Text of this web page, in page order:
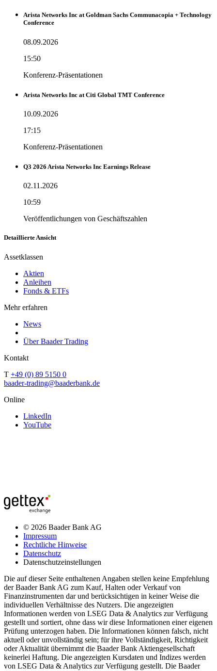
Arista Networks Inc at Goldman Sachs Communacopia + Technology
Conference
08.09.2026
15:50
Konferenz-Präsentationen
Arista Networks Inc at Citi Global TMT Conference
10.09.2026
17:15
Konferenz-Präsentationen
Q3 2026 Arista Networks Inc Earnings Release
02.11.2026
10:59
Veröffentlichungen von Geschäftszahlen
Detaillierte Ansicht
Assetklassen
Aktien
Anleihen
Fonds & ETFs
Mehr erfahren
News
Über Baader Trading
Kontakt
T +49 (0) 89 5150 0
baader-trading@baaderbank.de
Online
LinkedIn
YouTube
© 2026 Baader Bank AG
Impressum
Rechtliche Hinweise
Datenschutz
Datenschutzeinstellungen
Die auf dieser Seite enthaltenen Angaben stellen keine Empfehlung
der Baader Bank AG zum Kauf, Halten oder Verkauf von
Finanzinstrumenten dar und berücksichtigen in keiner Weise die
individuellen Verhältnisse des Nutzers. Die angezeigten
Informationen werden von LSEG Data & Analytics zur Verfügung
gestellt und sortiert, ohne dass wir diese Informationen einer eigenen
Prüfung unterzogen haben. Die Informationen können falsch, nicht
aktuell oder unvollständig sein; für ihre Vollständigkeit, Richtigkeit
oder Aktualität übernimmt die Baader Bank Aktiengesellschaft
keinerlei Haftung. Die angezeigten Kursdaten und Indizes werden
von LSEG Data & Analytics zur Verfügung gestellt. Die Baader